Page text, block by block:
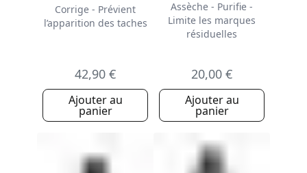
Corrige - Prévient
l’apparition des taches
42,90 €
Ajouter au
panier
Assèche - Purifie -
Limite les marques
résiduelles
20,00 €
Ajouter au
panier